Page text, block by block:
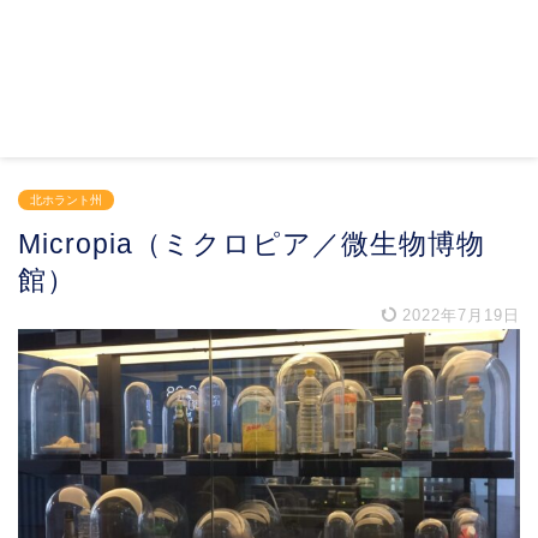
北ホラント州
Micropia（ミクロピア／微生物博物
館）
2022年7月19日